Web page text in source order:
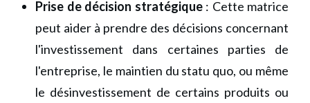
Prise de décision stratégique : Cette matrice
peut aider à prendre des décisions concernant
l'investissement dans certaines parties de
l'entreprise, le maintien du statu quo, ou même
le désinvestissement de certains produits ou